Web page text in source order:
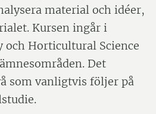
material och idéer,
Kursen ingår i
och Horticultural Science
Det
som vanligtvis följer på